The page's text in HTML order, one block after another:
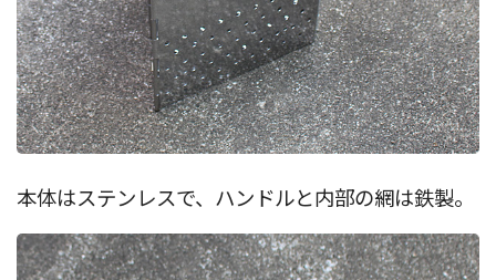
本体はステンレスで、ハンドルと内部の網は鉄製。